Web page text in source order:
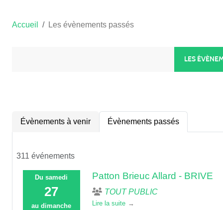
Accueil Les évènements passés
LES
Évènements à venir Évènements passés
311 événements
Dusamedi
27
audimanche
Patton Brieuc Allard - BRIVE
TOUT PUBLIC
Lire la suite